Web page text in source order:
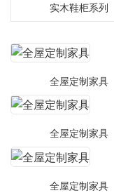
实木鞋柜系列
全屋定制家具
全屋定制家具
全屋定制家具